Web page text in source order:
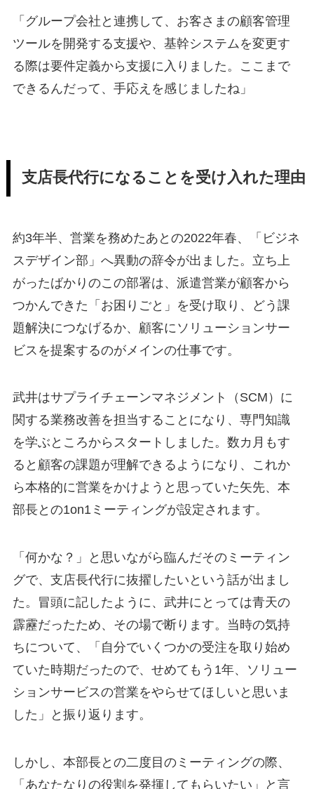
「グループ会社と連携して、お客さまの顧客管理
ツールを開発する支援や、基幹システムを変更す
る際は要件定義から支援に入りました。ここまで
できるんだって、手応えを感じましたね」
支店長代行になることを受け入れた理由
約3年半、営業を務めたあとの2022年春、「ビジネ
スデザイン部」へ異動の辞令が出ました。立ち上
がったばかりのこの部署は、派遣営業が顧客から
つかんできた「お困りごと」を受け取り、どう課
題解決につなげるか、顧客にソリューションサー
ビスを提案するのがメインの仕事です。
武井はサプライチェーンマネジメント（SCM）に
関する業務改善を担当することになり、専門知識
を学ぶところからスタートしました。数カ月もす
ると顧客の課題が理解できるようになり、これか
ら本格的に営業をかけようと思っていた矢先、本
部長との1on1ミーティングが設定されます。
「何かな？」と思いながら臨んだそのミーティン
グで、支店長代行に抜擢したいという話が出まし
た。冒頭に記したように、武井にとっては青天の
霹靂だったため、その場で断ります。当時の気持
ちについて、「自分でいくつかの受注を取り始め
ていた時期だったので、せめてもう1年、ソリュー
ションサービスの営業をやらせてほしいと思いま
した」と振り返ります。
しかし、本部長との二度目のミーティングの際、
「あなたなりの役割を発揮してもらいたい」と言